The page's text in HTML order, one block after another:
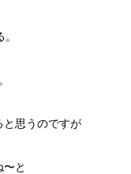
と思うのですが
と